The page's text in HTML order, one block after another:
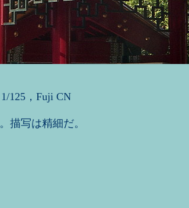
125，Fuji CN
描写は精細だ。